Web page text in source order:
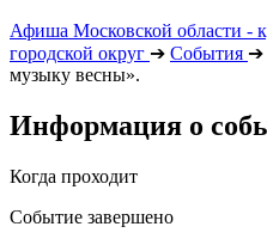
Афиша Московской области -
городской округ ➔ События ➔
музыку весны».
Информация о
Когда проходит
Событие завершено